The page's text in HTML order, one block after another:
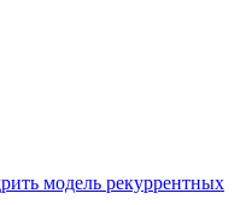
модель рекуррентных